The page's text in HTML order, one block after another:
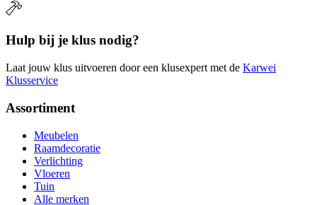
Hulp bij je klus nodig?
Laat jouw klus uitvoeren door een klusexpert met de Karwei
Klusservice
Assortiment
Meubelen
Raamdecoratie
Verlichting
Vloeren
Tuin
Alle merken